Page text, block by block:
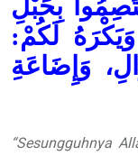
بِحَبْلِ
وَيَكْرَهُ لَكُمْ:
وَإِضَاعَةِ
“Sesungguhnya